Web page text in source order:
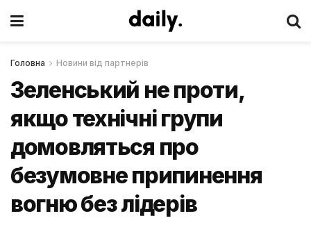
Головна Новини від партнерів
Зеленський не проти,
якщо технічні групи
домовляться про
безумовне припинення
вогню без лідерів